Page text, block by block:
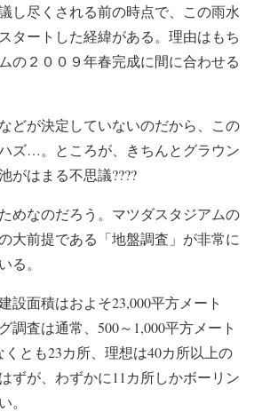
し尽くされる前の時点で、この雨水
タートした経緯がある。理由はもち
の２００９年春完成に間に合わせる
どが決定していないのだから、この
ズ…。ところが、きちんとグラウン
がはまる不思議????
めなのだろう。マツダスタジアムの
大前提である「地盤調査」が非常に
る。
設面積はおよそ23,000平方メート
調査は通常、500～1,000平方メート
とも23カ所、理想は40カ所以上の
ずが、わずかに11カ所しかボーリン
。